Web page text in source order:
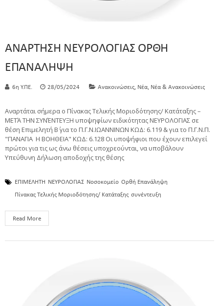
ΑΝΑΡΤΗΣΗ ΝΕΥΡΟΛΟΓΙΑΣ ΟΡΘΗ
ΕΠΑΝΑΛΗΨΗ
6η Υ.ΠΕ. 28/05/2024 Ανακοινώσεις Νέα Νέα & Ανακοινώσεις
Αναρτάται σήμερα ο Πίνακας Τελικής Μοριοδότησης/ Κατάταξης –
ΜΕΤΆ ΤΗΝ ΣΥΝΈΝΤΕΥΞΗ υποψηφίων ειδικότητας ΝΕΥΡΟΛΟΓΙΑΣ σε
θέση Επιμελητή Β΄ για το Π.Γ.Ν.ΙΩΑΝΝΙΝΩΝ ΚΩΔ: 6.119 & για το Π.Γ.Ν.Π.
"ΠΑΝΑΓΙΑ Η ΒΟΗΘΕΙΑ" ΚΩΔ: 6.128 Οι υποψήφιοι που έχουν επιλεγεί
πρώτοι για τις ως άνω θέσεις υποχρεούνται, να υποβάλουν
Υπεύθυνη Δήλωση αποδοχής της θέσης
ΕΠΙΜΕΛΗΤΗ ΝΕΥΡΟΛΟΓΙΑΣ Νοσοκομείο Ορθή Επανάληψη
Πίνακας Τελικής Μοριοδότησης/ Κατάταξης συνέντευξη
Read More